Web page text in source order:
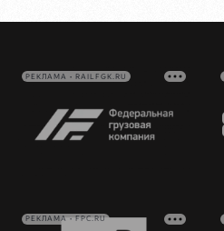
РЕКЛАМА • RAILFGK.RU
РЕКЛАМА • FPC.RU